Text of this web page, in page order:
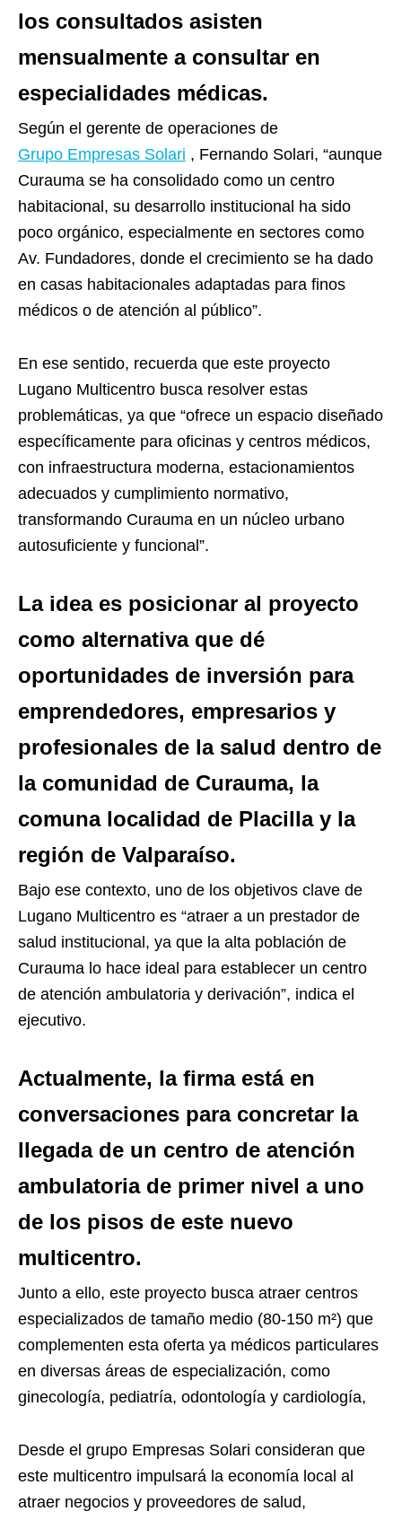
los consultados asisten
mensualmente a consultar en
especialidades médicas.
Según el gerente de operaciones de
Grupo Empresas Solari , Fernando Solari, “aunque
Curauma se ha consolidado como un centro
habitacional, su desarrollo institucional ha sido
poco orgánico, especialmente en sectores como
Av. Fundadores, donde el crecimiento se ha dado
en casas habitacionales adaptadas para finos
médicos o de atención al público”.
En ese sentido, recuerda que este proyecto
Lugano Multicentro busca resolver estas
problemáticas, ya que “ofrece un espacio diseñado
específicamente para oficinas y centros médicos,
con infraestructura moderna, estacionamientos
adecuados y cumplimiento normativo,
transformando Curauma en un núcleo urbano
autosuficiente y funcional”.
La idea es posicionar al proyecto
como alternativa que dé
oportunidades de inversión para
emprendedores, empresarios y
profesionales de la salud dentro de
la comunidad de Curauma, la
comuna localidad de Placilla y la
región de Valparaíso.
Bajo ese contexto, uno de los objetivos clave de
Lugano Multicentro es “atraer a un prestador de
salud institucional, ya que la alta población de
Curauma lo hace ideal para establecer un centro
de atención ambulatoria y derivación”, indica el
ejecutivo.
Actualmente, la firma está en
conversaciones para concretar la
llegada de un centro de atención
ambulatoria de primer nivel a uno
de los pisos de este nuevo
multicentro.
Junto a ello, este proyecto busca atraer centros
especializados de tamaño medio (80-150 m²) que
complementen esta oferta ya médicos particulares
en diversas áreas de especialización, como
ginecología, pediatría, odontología y cardiología,
Desde el grupo Empresas Solari consideran que
este multicentro impulsará la economía local al
atraer negocios y proveedores de salud,